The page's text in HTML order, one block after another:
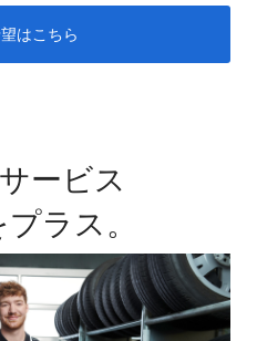
はこちら
ービス
ラス。